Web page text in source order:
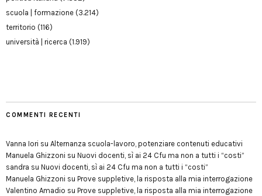
scuola | formazione (3.214)
territorio (116)
università | ricerca (1.919)
COMMENTI RECENTI
Vanna Iori su Alternanza scuola-lavoro, potenziare contenuti educativi
Manuela Ghizzoni su Nuovi docenti, sì ai 24 Cfu ma non a tutti i “costi”
sandra su Nuovi docenti, sì ai 24 Cfu ma non a tutti i “costi”
Manuela Ghizzoni su Prove suppletive, la risposta alla mia interrogazione
Valentino Amadio su Prove suppletive, la risposta alla mia interrogazione